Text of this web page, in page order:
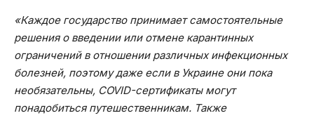
«Каждое государство принимает самостоятельные
решения о введении или отмене карантинных
ограничений в отношении различных инфекционных
болезней, поэтому даже если в Украине они пока
необязательны, COVID-сертификаты могут
понадобиться путешественникам. Также